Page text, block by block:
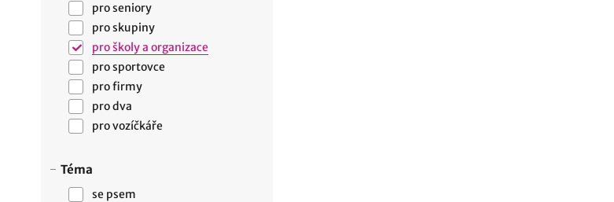
pro seniory
pro skupiny
pro školy a organizace
pro sportovce
pro firmy
pro dva
pro vozíčkáře
Téma
se psem